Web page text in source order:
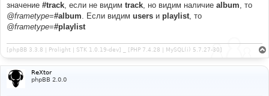
значение #track, если не видим track, но видим наличие album, то
@frametype=#album. Если видим users и playlist, то
@frametype=#playlist
[phpBB 3.3.8 | Prolight | STK 1.0.19-dev] _ [PHP 7.4.28 | MySQL(i) 5.7.27-30]
ReXtor
phpBB 2.0.0